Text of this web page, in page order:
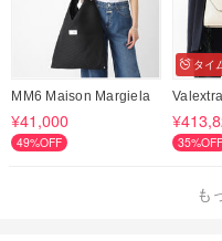
MM6 Maison Margiela
¥41,000
49%OFF
タイ
Valextra
35%OFF
も